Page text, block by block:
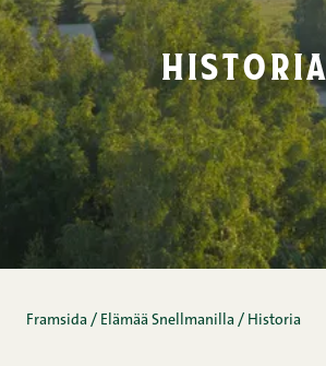
historia
Framsida / Elämää Snellmanilla / Historia